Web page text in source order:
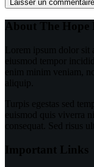
Laisser un commentaire
About The Hope
Lorem ipsum dolor sit
eiusmod tempor
enim minim veniam,
aliquip.
Turpis egestas sed
euismod quis viverra
consequat. Sed risus
Important Links